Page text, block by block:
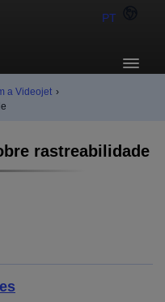
PT
a Videojet ›
rastreabilidade